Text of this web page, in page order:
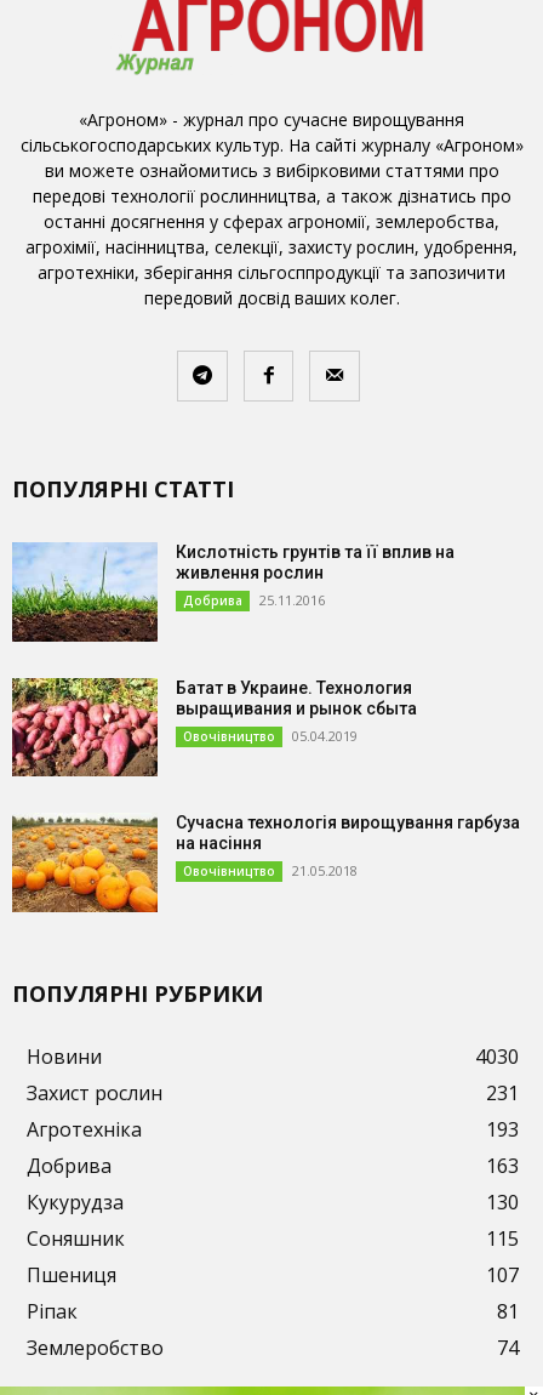
«Агроном» - журнал про сучасне вирощування
сільськогосподарських культур. На сайті журналу «Агроном»
ви можете ознайомитись з вибірковими статтями про
передові технології рослинництва, а також дізнатись про
останні досягнення у сферах агрономії, землеробства,
агрохімії, насінництва, селекції, захисту рослин, удобрення,
агротехніки, зберігання сільгосппродукції та запозичити
передовий досвід ваших колег.
ПОПУЛЯРНІ СТАТТІ
Кислотність грунтів та її вплив на
живлення рослин
Добрива 25.11.2016
Батат в Украине. Технология
выращивания и рынок сбыта
Овочівництво 05.04.2019
Сучасна технологія вирощування гарбуза
на насіння
Овочівництво 21.05.2018
ПОПУЛЯРНІ РУБРИКИ
Новини
4030
Захист рослин
231
Агротехніка
193
Добрива
163
Кукурудза
130
Соняшник
115
Пшениця
107
Ріпак
81
Землеробство
74